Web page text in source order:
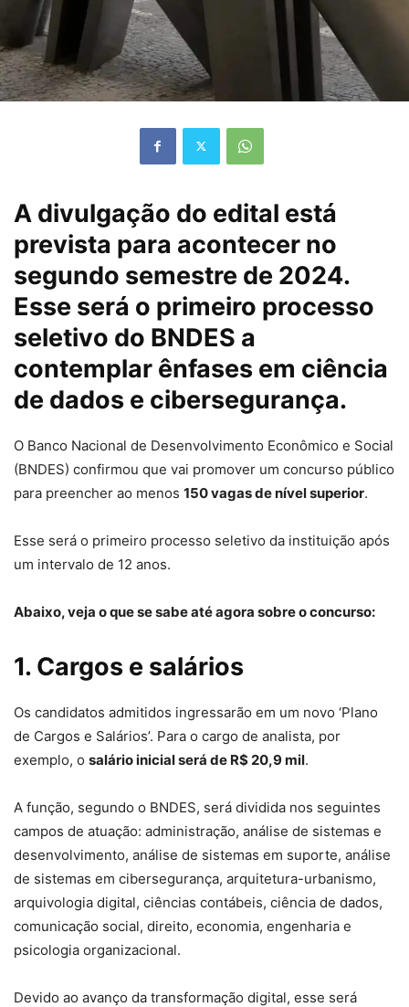
A divulgação do edital está
prevista para acontecer no
segundo semestre de 2024.
Esse será o primeiro processo
seletivo do BNDES a
contemplar ênfases em ciência
de dados e cibersegurança.
O Banco Nacional de Desenvolvimento Econômico e Social
(BNDES) confirmou que vai promover um concurso público
para preencher ao menos 150 vagas de nível superior.
Esse será o primeiro processo seletivo da instituição após
um intervalo de 12 anos.
Abaixo, veja o que se sabe até agora sobre o concurso:
1. Cargos e salários
Os candidatos admitidos ingressarão em um novo ‘Plano
de Cargos e Salários’. Para o cargo de analista, por
exemplo, o salário inicial será de R$ 20,9 mil.
A função, segundo o BNDES, será dividida nos seguintes
campos de atuação: administração, análise de sistemas e
desenvolvimento, análise de sistemas em suporte, análise
de sistemas em cibersegurança, arquitetura-urbanismo,
arquivologia digital, ciências contábeis, ciência de dados,
comunicação social, direito, economia, engenharia e
psicologia organizacional.
Devido ao avanço da transformação digital, esse será